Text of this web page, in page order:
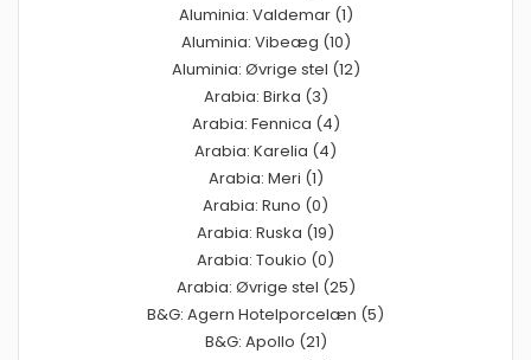
Aluminia: Valdemar (1)
Aluminia: Vibeæg (10)
Aluminia: Øvrige stel (12)
Arabia: Birka (3)
Arabia: Fennica (4)
Arabia: Karelia (4)
Arabia: Meri (1)
Arabia: Runo (0)
Arabia: Ruska (19)
Arabia: Toukio (0)
Arabia: Øvrige stel (25)
B&G: Agern Hotelporcelæn (5)
B&G: Apollo (21)